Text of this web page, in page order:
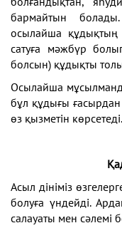
бармайтын
осылайша құдықтың
сатуға мәжбүр
болсын) құдықты
Осылайша
бұл құдығы
өз қызметін көрсетеді.
Асыл дініміз
болуға үндейді.
салауаты мен сәлемі